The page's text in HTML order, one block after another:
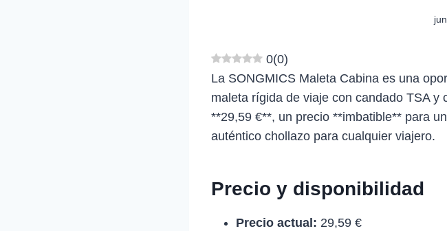
0(0)
La SONGMICS Maleta Cabina es una
maleta rígida de viaje con candado TSA
**29,59 €**, un precio **imbatible** para
auténtico chollazo para cualquier viajero.
Precio y disponibilidad
Precio actual: 29,59 €